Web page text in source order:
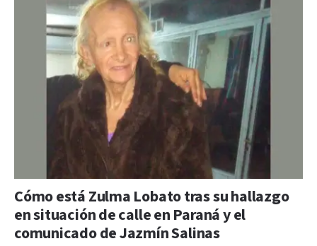
Cómo está Zulma Lobato tras su hallazgo
en situación de calle en Paraná y el
comunicado de Jazmín Salinas